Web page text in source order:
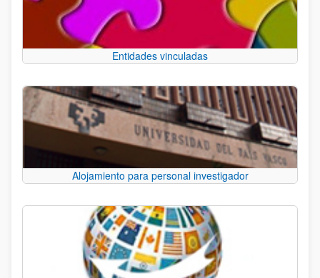
Entidades vinculadas
Alojamiento para personal investigador